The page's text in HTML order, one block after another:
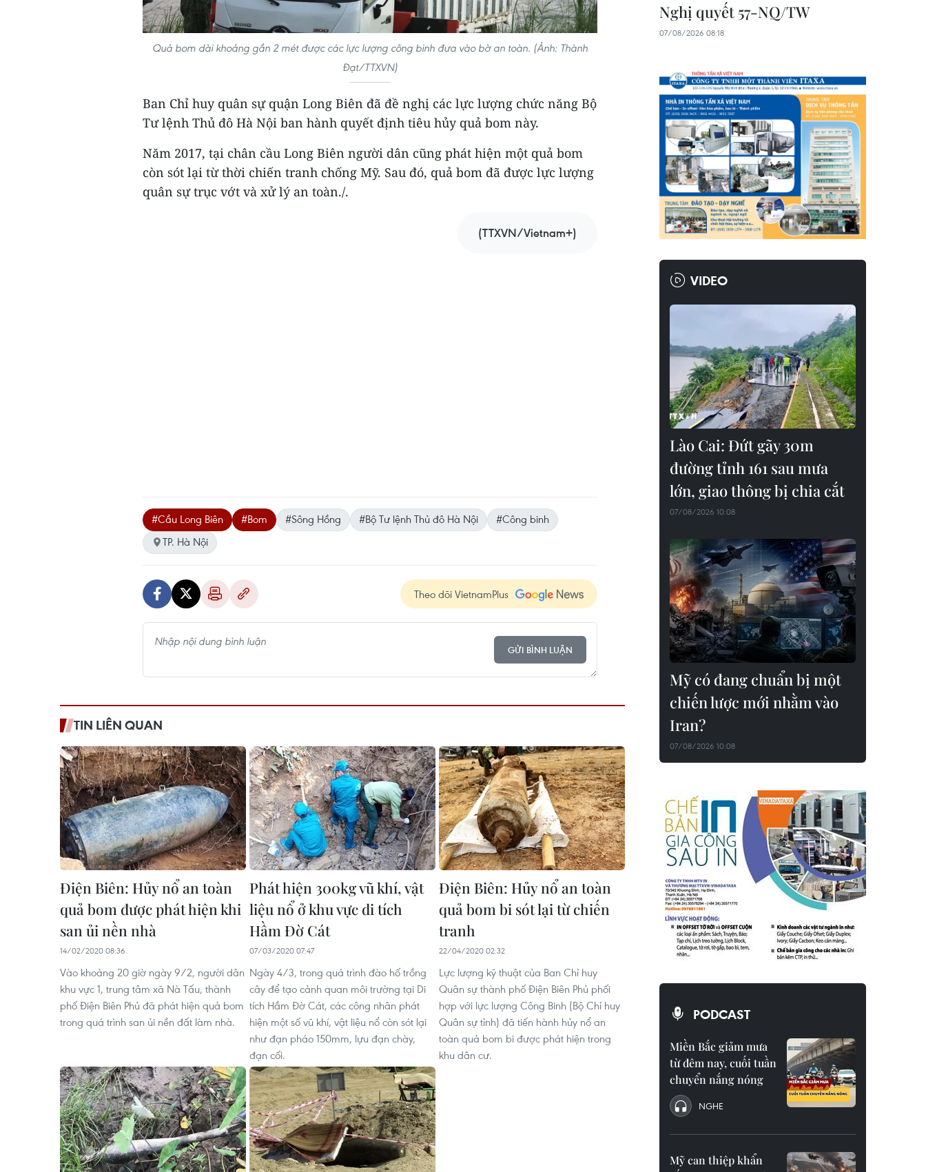
Quả bom dài khoảng gần 2 mét được các lực lượng công binh đưa vào bờ an toàn. (Ảnh: Thành
Đạt/TTXVN)
Ban Chỉ huy quân sự quận Long Biên đã đề nghị các lực lượng chức năng Bộ
Tư lệnh Thủ đô Hà Nội ban hành quyết định tiêu hủy quả bom này.
Năm 2017, tại chân cầu Long Biên người dân cũng phát hiện một quả bom
còn sót lại từ thời chiến tranh chống Mỹ. Sau đó, quả bom đã được lực lượng
quân sự trục vớt và xử lý an toàn./.
(TTXVN/Vietnam+)
#Cầu Long Biên #Bom #Sông Hồng #Bộ Tư lệnh Thủ đô Hà Nội
#Công binh
TP. Hà Nội
Theo dõi VietnamPlus
GỬI BÌNH LUẬN
TIN LIÊN QUAN
Điện Biên: Hủy nổ an toàn
quả bom được phát hiện khi
san ủi nền nhà
14/02/2020 08:36
Vào khoảng 20 giờ ngày 9/2, người dân
khu vực 1, trung tâm xã Nà Tấu, thành
phố Điện Biên Phủ đã phát hiện quả bom
trong quá trình san ủi nền đất làm nhà.
Phát hiện 300kg vũ khí, vật
liệu nổ ở khu vực di tích
Hầm Đờ Cát
07/03/2020 07:47
Ngày 4/3, trong quá trình đào hố trồng
cây để tạo cảnh quan môi trường tại Di
tích Hầm Đờ Cát, các công nhân phát
hiện một số vũ khí, vật liệu nổ còn sót lại
như đạn pháo 150mm, lựu đạn chày,
đạn cối.
Điện Biên: Hủy nổ an toàn
quả bom bi sót lại từ chiến
tranh
22/04/2020 02:32
Lực lượng kỹ thuật của Ban Chỉ huy
Quân sự thành phố Điện Biên Phủ phối
hợp với lực lượng Công Binh (Bộ Chỉ huy
Quân sự tỉnh) đã tiến hành hủy nổ an
toàn quả bom bi được phát hiện trong
khu dân cư.
Nghị quyết 57-NQ/TW
07/08/2026 08:18
VIDEO
Lào Cai: Đứt gãy 30m
đường tỉnh 161 sau mưa
lớn, giao thông bị chia cắt
07/08/2026 10:08
Mỹ có đang chuẩn bị một
chiến lược mới nhằm vào
Iran?
07/08/2026 10:08
PODCAST
Miền Bắc giảm mưa
từ đêm nay, cuối tuần
chuyển nắng nóng
NGHE
Mỹ can thiệp khẩn